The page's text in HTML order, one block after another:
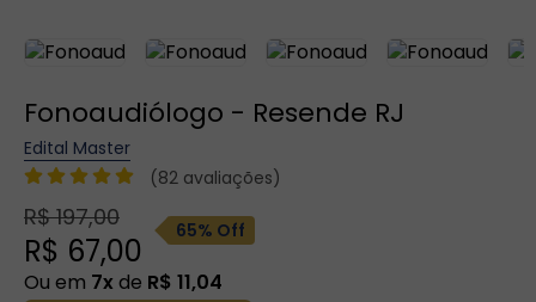
Fonoaudiólogo - Resende RJ
Edital Master
(82 avaliações)
R$ 197,00
R$ 67,00
65% Off
Ou em 7x de R$ 11,04